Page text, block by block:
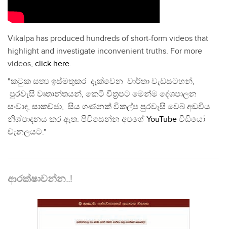
Vikalpa has produced hundreds of short-form videos that
highlight and investigate inconvenient truths. For more
videos, click here.
"කටුක සත්‍ය ඉස්මතුකර දැක්වෙන වාර්තා වැඩසටහන්,
පුරවැසි වෘතාන්තයන්, කෙටි චිත්‍රපට මෙන්ම දේශපාලන
සංවාද, සාකච්ඡා, සිය ගණනක් විකල්ප පුරවැසි වෙබ් අඩවිය
නිශ්පාදනය කර ඇත. පිවිසෙන්න අපගේ YouTube වීඩියෝ
චැනලයට."
ආරක්ෂාවන්න..!